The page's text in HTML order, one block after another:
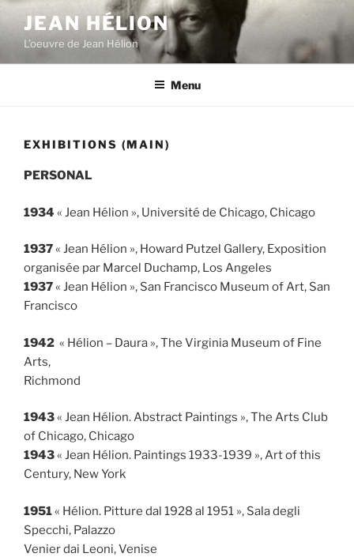
content
JEAN HÉLION
L’oeuvre de Jean Hélion
Menu
EXHIBITIONS (MAIN)
PERSONAL
1934 « Jean Hélion », Université de Chicago, Chicago
1937« Jean Hélion », Howard Putzel Gallery, Exposition
organisée par Marcel Duchamp, Los Angeles
1937« Jean Hélion », San Francisco Museum of Art, San
Francisco
1942 « Hélion – Daura », The Virginia Museum of Fine
Arts,
Richmond
1943« Jean Hélion. Abstract Paintings », The Arts Club
of Chicago, Chicago
1943« Jean Hélion. Paintings 1933-1939 », Art of this
Century, New York
1951« Hélion. Pitture dal 1928 al 1951 », Sala degli
Specchi, Palazzo
Venier dai Leoni, Venise